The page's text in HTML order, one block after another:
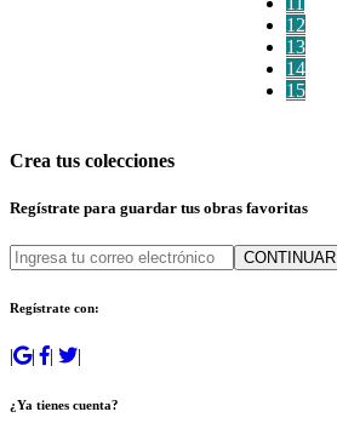
12
13
14
15
Crea tus colecciones
Regístrate para guardar tus obras favoritas
CONTINUAR
Regístrate con:
| | | |
¿Ya tienes cuenta?